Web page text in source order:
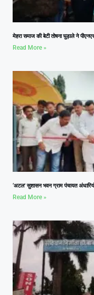
मेहरा समाज की बेटी तोषना घुड़ाले ने
Read More »
‘अटल’ सुशासन भवन ग्राम पंचायत
Read More »